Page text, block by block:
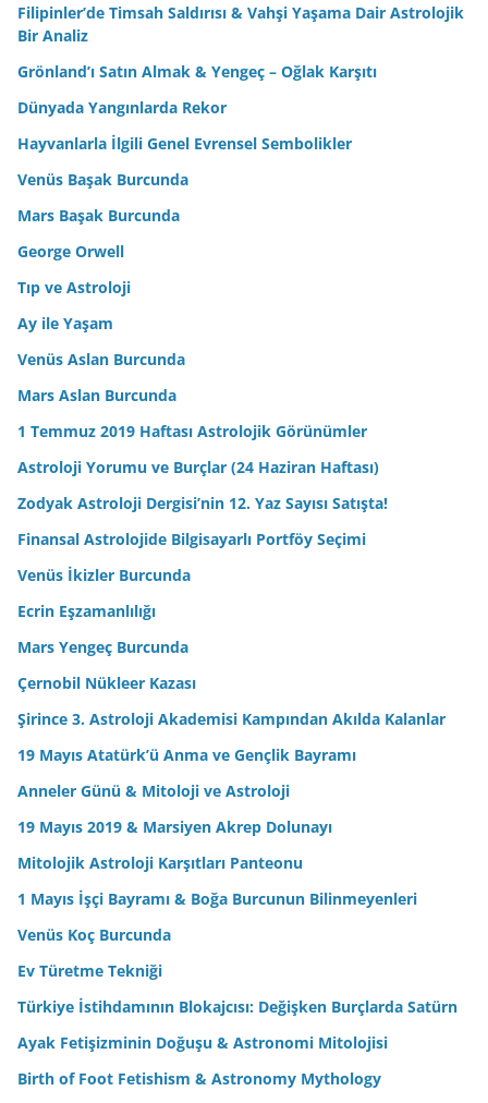
Filipinler’de Timsah Saldırısı & Vahşi Yaşama Dair Astrolojik
Bir Analiz
Grönland’ı Satın Almak & Yengeç – Oğlak Karşıtı
Dünyada Yangınlarda Rekor
Hayvanlarla İlgili Genel Evrensel Sembolikler
Venüs Başak Burcunda
Mars Başak Burcunda
George Orwell
Tıp ve Astroloji
Ay ile Yaşam
Venüs Aslan Burcunda
Mars Aslan Burcunda
1 Temmuz 2019 Haftası Astrolojik Görünümler
Astroloji Yorumu ve Burçlar (24 Haziran Haftası)
Zodyak Astroloji Dergisi’nin 12. Yaz Sayısı Satışta!
Finansal Astrolojide Bilgisayarlı Portföy Seçimi
Venüs İkizler Burcunda
Ecrin Eşzamanlılığı
Mars Yengeç Burcunda
Çernobil Nükleer Kazası
Şirince 3. Astroloji Akademisi Kampından Akılda Kalanlar
19 Mayıs Atatürk’ü Anma ve Gençlik Bayramı
Anneler Günü & Mitoloji ve Astroloji
19 Mayıs 2019 & Marsiyen Akrep Dolunayı
Mitolojik Astroloji Karşıtları Panteonu
1 Mayıs İşçi Bayramı & Boğa Burcunun Bilinmeyenleri
Venüs Koç Burcunda
Ev Türetme Tekniği
Türkiye İstihdamının Blokajcısı: Değişken Burçlarda Satürn
Ayak Fetişizminin Doğuşu & Astronomi Mitolojisi
Birth of Foot Fetishism & Astronomy Mythology